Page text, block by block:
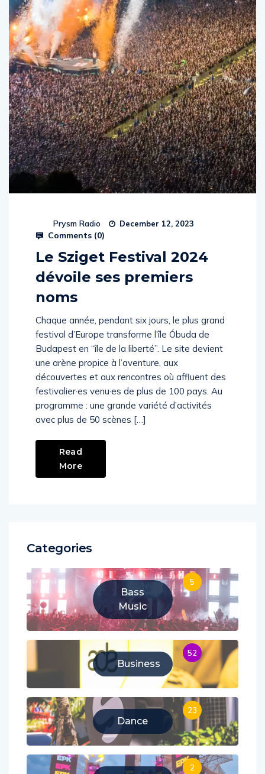
Prysm Radio
Le Sziget Festival 2024
dévoile ses premiers
Chaque année, pendant six jours, le plus grand
festival d’Europe transforme l’île Óbuda de
Budapest en “île de la liberté”. Le site devient
une arène propice à l’aventure, aux
découvertes et aux rencontres où affluent des
festivalier·es venu·es de plus de 100 pays. Au
programme : une grande variété d’activités
Read
More
Bass
Music
5
Business
52
Dance
23